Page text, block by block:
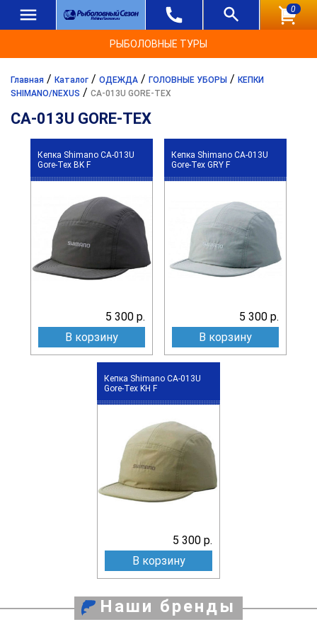
0
РЫБОЛОВНЫЕ ТУРЫ
Главная / Каталог / ОДЕЖДА / ГОЛОВНЫЕ УБОРЫ / КЕПКИ
SHIMANO/NEXUS / CA-013U GORE-TEX
CA-013U GORE-TEX
Кепка Shimano CA-013U
Gore-Tex BK F
5 300 р.
В корзину
Кепка Shimano CA-013U
Gore-Tex GRY F
5 300 р.
В корзину
Кепка Shimano CA-013U
Gore-Tex KH F
5 300 р.
В корзину
Наши бренды